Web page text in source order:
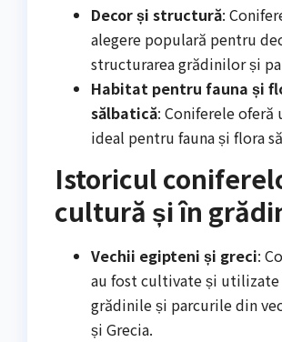
Decor și structură:
alegere populară pentru
structurarea grădinilor și
Habitat pentru fauna și
sălbatică: Coniferele oferă
ideal pentru fauna și flora
Istoricul
cultură și în
Vechii egipteni și greci:
au fost cultivate și
grădinile și parcurile din
și Grecia.